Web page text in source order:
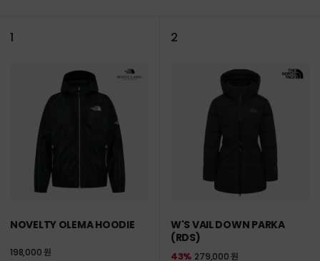
1
NOVELTY OLEMA HOODIE
198,000 원
2
W'S VAIL DOWN PARKA
(RDS)
279,000 원
43%